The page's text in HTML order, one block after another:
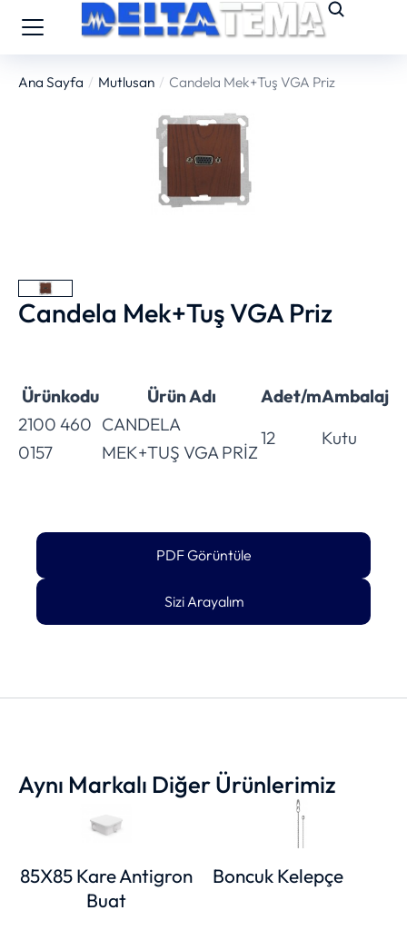
You are here:
Ana Sayfa Mutlusan Candela Mek+Tuş VGA Priz
Candela Mek+Tuş VGA Priz
Ürünkodu Ürün Adı Adet/mAmbalaj
2100 460
0157
CANDELA
MEK+TUŞ VGA PRİZ
12 Kutu
PDF Görüntüle
Sizi Arayalım
Aynı Markalı Diğer Ürünlerimiz
85X85 Kare Antigron
Buat
Boncuk Kelepçe